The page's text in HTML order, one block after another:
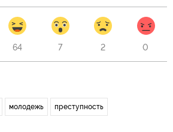
64 7 2 0
молодежь преступность